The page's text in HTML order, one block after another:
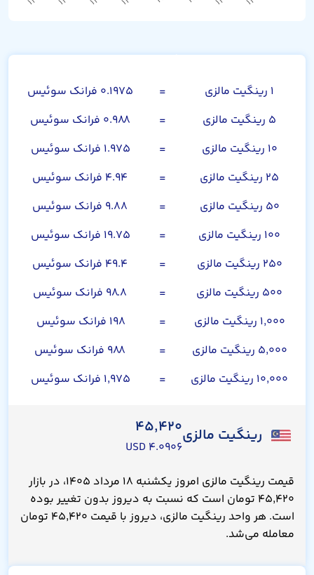
۱ رینگیت مالزی =
۰.۱۹۷۵ فرانک سوئیس
۵ رینگیت مالزی
=
۰.۹۸۸ فرانک سوئیس
۱۰ رینگیت مالزی
=
۱.۹۷۵ فرانک سوئیس
۲۵ رینگیت مالزی
=
۴.۹۴ فرانک سوئیس
۵۰ رینگیت مالزی
=
۹.۸۸ فرانک سوئیس
۱۰۰ رینگیت مالزی
=
۱۹.۷۵ فرانک سوئیس
۲۵۰ رینگیت مالزی
=
۴۹.۴ فرانک سوئیس
۵۰۰ رینگیت مالزی
=
۹۸.۸ فرانک سوئیس
۱,۰۰۰ رینگیت مالزی
=
۱۹۸ فرانک سوئیس
۵,۰۰۰ رینگیت مالزی
=
۹۸۸ فرانک سوئیس
۱۰,۰۰۰ رینگیت مالزی
= ۱,۹۷۵ فرانک سوئیس
رینگیت مالزی۴۵,۴۲۰
۴.۰۹۰۶ USD
قیمت رینگیت مالزی امروز یکشنبه ۱۸ مرداد ۱۴۰۵، در بازار
۴۵,۴۲۰ تومان است که نسبت به دیروز بدون تغییر بوده
است. هر واحد رینگیت مالزی، دیروز با قیمت ۴۵,۴۲۰ تومان
معامله می‌شد.